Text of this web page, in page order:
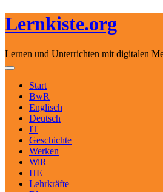
Lernkiste.org
Lernen und Unterrichten mit digitalen
Skip to content
Toggle navigation
Start
BwR
Englisch
Deutsch
IT
Geschichte
Werken
WiR
HE
Lehrkräfte